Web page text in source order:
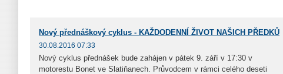
Nový přednáškový cyklus - KAŽDODENNÍ ŽIVOT NAŠICH PŘEDKŮ
30.08.2016 07:33
Nový cyklus přednášek bude zahájen v pátek 9. září v 17:30 v
motorestu Bonet ve Slatiňanech. Průvodcem v rámci celého deseti